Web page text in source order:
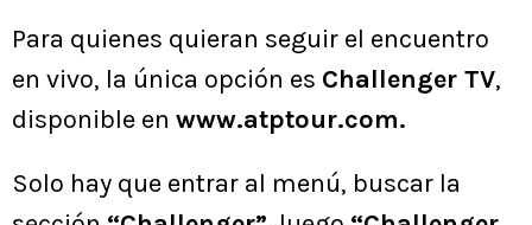
Para quienes quieran seguir el encuentro
en vivo, la única opción es Challenger TV,
disponible en www.atptour.com.
Solo hay que entrar al menú, buscar la